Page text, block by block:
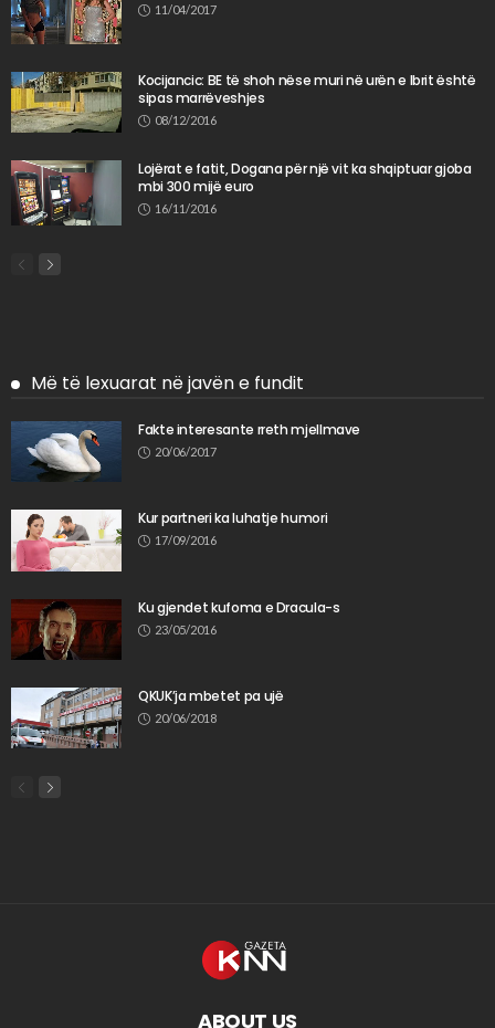
11/04/2017
Kocijancic: BE të shoh nëse muri në urën e Ibrit është
sipas marrëveshjes
08/12/2016
Lojërat e fatit, Dogana për një vit ka shqiptuar gjoba
mbi 300 mijë euro
16/11/2016
Më të lexuarat në javën e fundit
Fakte interesante rreth mjellmave
20/06/2017
Kur partneri ka luhatje humori
17/09/2016
Ku gjendet kufoma e Dracula-s
23/05/2016
QKUK’ja mbetet pa ujë
20/06/2018
ABOUT US